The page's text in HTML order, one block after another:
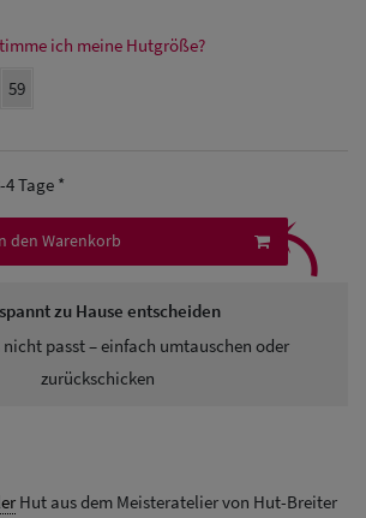
ich meine Hutgröße?
59
Tage *
den Warenkorb
zu Hause entscheiden
nicht passt – einfach umtauschen oder
zurückschicken
⤹
Hut aus dem Meisteratelier von Hut-Breiter